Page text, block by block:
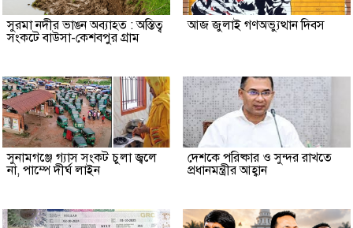
সুরমা নদীর ভাঙন অব্যাহত : অস্তিত্ব
সংকটে বাউসা-কেশবপুর গ্রাম
আজ জুলাই গণঅভ্যুত্থান দিবস
সুনামগঞ্জে গ্যাস সংকট চুলা জ্বলে
না, পাম্পে দীর্ঘ লাইন
দেশকে পরিষ্কার ও সুন্দর রাখতে
প্রধানমন্ত্রীর আহ্বান